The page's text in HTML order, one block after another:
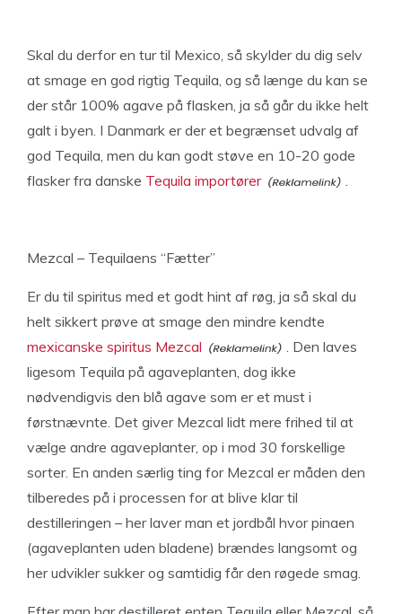
Skal du derfor en tur til Mexico, så skylder du dig selv
at smage en god rigtig Tequila, og så længe du kan se
der står 100% agave på flasken, ja så går du ikke helt
galt i byen. I Danmark er der et begrænset udvalg af
god Tequila, men du kan godt støve en 10-20 gode
flasker fra danske Tequila importører .
Mezcal – Tequilaens “Fætter”
Er du til spiritus med et godt hint af røg, ja så skal du
helt sikkert prøve at smage den mindre kendte
mexicanske spiritus Mezcal
. Den laves
ligesom Tequila på agaveplanten, dog ikke
nødvendigvis den blå agave som er et must i
førstnævnte. Det giver Mezcal lidt mere frihed til at
vælge andre agaveplanter, op i mod 30 forskellige
sorter. En anden særlig ting for Mezcal er måden den
tilberedes på i processen for at blive klar til
destilleringen – her laver man et jordbål hvor pinaen
(agaveplanten uden bladene) brændes langsomt og
her udvikler sukker og samtidig får den røgede smag.